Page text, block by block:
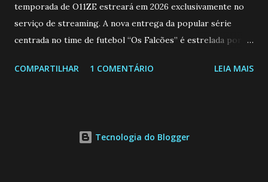
temporada de O11ZE estreará em 2026 exclusivamente no
serviço de streaming. A nova entrega da popular série
centrada no time de futebol “Os Falcões” é estrelada por
Brum (Dedé), que voltam a interpretar seus personagens
atleta Sergio “Kun” Agüero, além de outras figuras de
COMPARTILHAR 1 COMENTÁRIO LEIA MAIS
Tecnologia do Blogger